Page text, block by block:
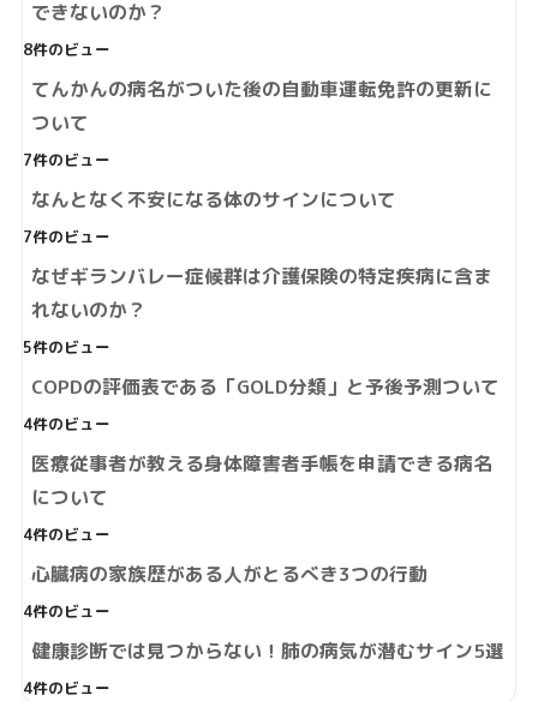
できないのか？
8件のビュー
てんかんの病名がついた後の自動車運転免許の更新に
ついて
7件のビュー
なんとなく不安になる体のサインについて
7件のビュー
なぜギランバレー症候群は介護保険の特定疾病に含ま
れないのか？
5件のビュー
COPDの評価表である「GOLD分類」と予後予測ついて
4件のビュー
医療従事者が教える身体障害者手帳を申請できる病名
について
4件のビュー
心臓病の家族歴がある人がとるべき3つの行動
4件のビュー
健康診断では見つからない！肺の病気が潜むサイン5選
4件のビュー